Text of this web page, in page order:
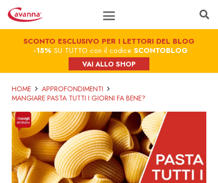
SCONTO ESCLUSIVO PER I LETTORI DEL BLOG
-15% SU TUTTO con il codice SCONTOBLOG
VAI ALLO SHOP
HOME
APPROFONDIMENTI
MANGIARE PASTA TUTTI I GIORNI FA BENE?